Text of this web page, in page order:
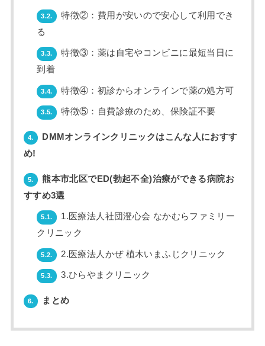
3.2.
特徴②：費用が安いので安心して利用でき
る
3.3.
特徴③：薬は自宅やコンビニに最短当日に
到着
3.4. 特徴④：初診からオンラインで薬の処方可
3.5. 特徴⑤：自費診療のため、保険証不要
4.
DMMオンラインクリニックはこんな人におすす
め!
5.
熊本市北区でED(勃起不全)治療ができる病院お
すすめ3選
5.1.
1.医療法人社団澄心会 なかむらファミリー
クリニック
5.2. 2.医療法人かぜ 植木いまふじクリニック
5.3. 3.ひらやまクリニック
6. まとめ